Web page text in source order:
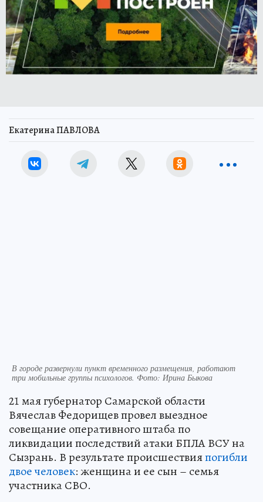
Екатерина ПАВЛОВА
В городе развернули пункт временного размещения, работают
три мобильные группы психологов. Фото: Ирина Быкова
21 мая губернатор Самарской области
Вячеслав Федорищев провел выездное
совещание оперативного штаба по
ликвидации последствий атаки БПЛА ВСУ на
Сызрань. В результате происшествияпогибли
двое человек: женщина и ее сын – семья
участника СВО.